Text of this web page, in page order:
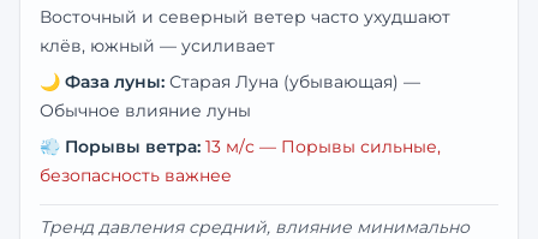
Восточный и северный ветер часто ухудшают
клёв, южный — усиливает
🌙 Фаза луны: Старая Луна (убывающая) —
Обычное влияние луны
💨 Порывы ветра: 13 м/с — Порывы сильные,
безопасность важнее
Тренд давления средний, влияние минимально